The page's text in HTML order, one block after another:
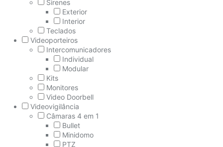
Sirenes
Exterior
Interior
Teclados
Videoporteiros
Intercomunicadores
Individual
Modular
Kits
Monitores
Video Doorbell
Videovigilância
Câmaras 4 em 1
Bullet
Minidomo
PTZ